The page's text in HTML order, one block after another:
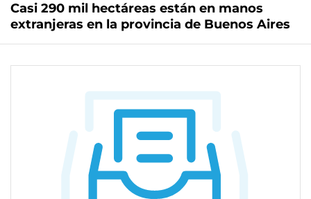
Casi 290 mil hectáreas están en manos
extranjeras en la provincia de Buenos Aires